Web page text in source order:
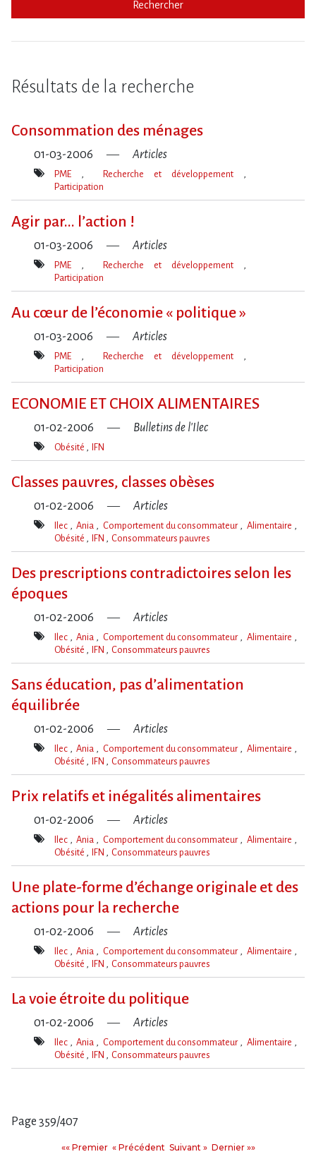
Rechercher
Résultats de la recherche
Consommation des ménages
01-03-2006 Articles
Mot(s)-
PME
Recherche et développement
Participation
Agir par... l’action !
01-03-2006 Articles
Mot(s)-
PME
Recherche et développement
Participation
Au cœur de l’économie « politique »
01-03-2006 Articles
Mot(s)-
PME
Recherche et développement
Participation
ECONOMIE ET CHOIX ALIMENTAIRES
01-02-2006 Bulletins de l'Ilec
Mot(s)-
Obésité IFN
Classes pauvres, classes obèses
01-02-2006 Articles
Mot(s)-
Ilec Ania Comportement du consommateur
Alimentaire
Obésité
IFN Consommateurs pauvres
Des prescriptions contradictoires selon les
époques
01-02-2006 Articles
Mot(s)-
Ilec Ania Comportement du consommateur
Alimentaire
Obésité
IFN Consommateurs pauvres
Sans éducation, pas d’alimentation
équilibrée
01-02-2006 Articles
Mot(s)-
Ilec Ania Comportement du consommateur
Alimentaire
Obésité
IFN Consommateurs pauvres
Prix relatifs et inégalités alimentaires
01-02-2006 Articles
Mot(s)-
Ilec Ania Comportement du consommateur
Alimentaire
Obésité
IFN Consommateurs pauvres
Une plate-forme d’échange originale et des
actions pour la recherche
01-02-2006 Articles
Mot(s)-
Ilec Ania Comportement du consommateur
Alimentaire
Obésité
IFN Consommateurs pauvres
La voie étroite du politique
01-02-2006 Articles
Mot(s)-
Ilec Ania Comportement du consommateur
Alimentaire
Obésité
IFN Consommateurs pauvres
Page 359/407
«« PremierPremier
« PrécédentPrécédent
Suivant
Suivant » Dernier
Dernier »»